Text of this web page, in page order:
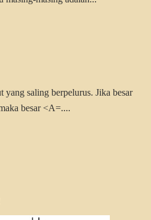
yang saling berpelurus. Jika besar
besar <A=....